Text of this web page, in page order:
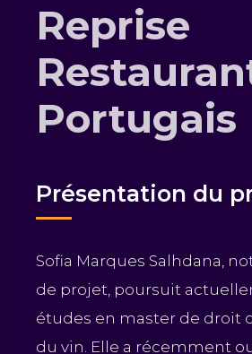
Reprise
Portugais
Présentation du
Sofia Marques Salhdana,
de projet, poursuit
études en master de droit
du vin. Elle a récemment